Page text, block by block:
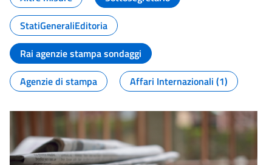
StatiGeneraliEditoria
Rai agenzie stampa sondaggi
Agenzie di stampa
Affari Internazionali (1)